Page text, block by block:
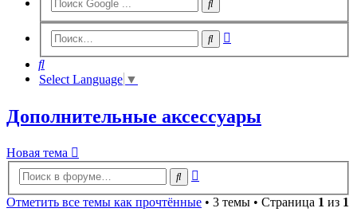
Поиск
Поиск
Select Language ▼
Дополнительные аксессуары
Новая тема
Поиск
Отметить все темы как прочтённые • 3 темы • Страница 1 из 1